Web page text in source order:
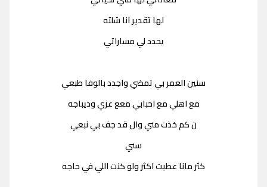
لها تقدير انا شلته
يحدد لي مساراتي
سنين العمر بي تمضي واجدد بالوفا طبعي
مع اهلي مع احبابي معع عزي وديباجه
ن كم خذت مني وال قد جف بي نبعي
سني
كثر مانا عطيت اكثر ولو كنت اللي في حاجه